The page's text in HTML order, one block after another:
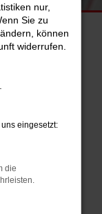
nur,
Sie zu
können
widerrufen.
eingesetzt:
die